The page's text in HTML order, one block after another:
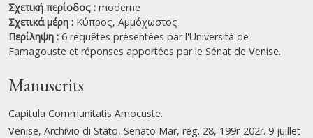
Σχετική περίοδος : moderne
Σχετικά μέρη : Κύπρος, Αμμόχωστος
Περίληψη : 6 requêtes présentées par l'Università de
Famagouste et réponses apportées par le Sénat de Venise.
Manuscrits
Capitula Communitatis Amocuste.
Venise, Archivio di Stato, Senato Mar, reg. 28, 199r-202r. 9 juillet